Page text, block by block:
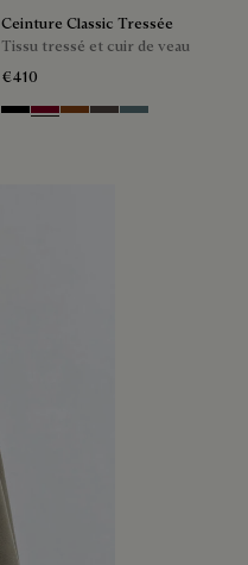
Ceinture Classic Tressée
Tissu tressé et cuir de veau
€410
BlackSaint Emilion Tri
Dark Toffee
GreyStone Denim